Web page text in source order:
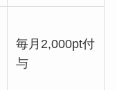
毎月2,000pt付
与